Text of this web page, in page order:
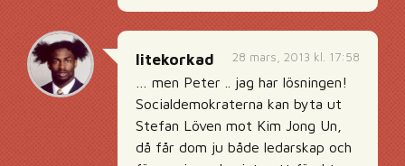
28 mars, 2013 kl. 17:58
litekorkad
… men Peter .. jag har lösningen!
Socialdemokraterna kan byta ut
Stefan Löven mot Kim Jong Un,
då får dom ju både ledarskap och